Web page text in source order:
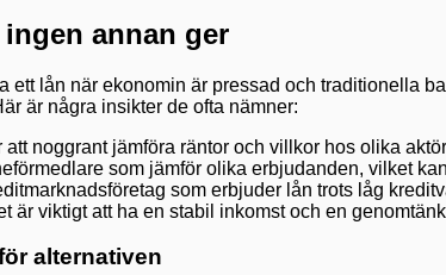
annan ger
ett lån när ekonomin är pressad och traditionella
är några insikter de ofta nämner:
noggrant jämföra räntor och villkor hos olika
som jämför olika erbjudanden, vilket
som erbjuder lån trots låg
är viktigt att ha en stabil inkomst och en
alternativen